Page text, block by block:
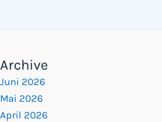
Archive
Juni 2026
Mai 2026
April 2026